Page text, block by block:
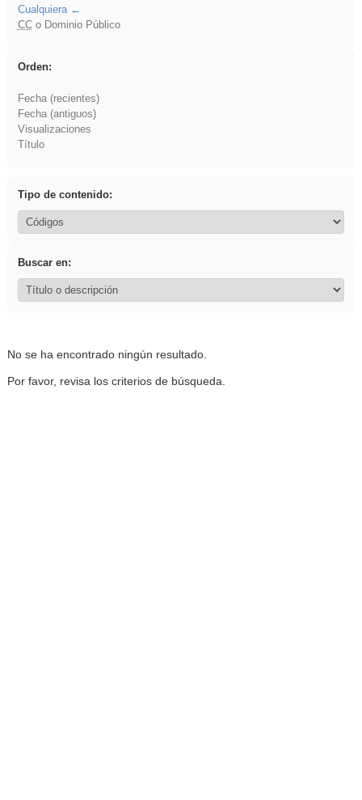
Cualquiera
CCo Dominio Público
Orden:
Fecha (recientes)
Fecha (antiguos)
Visualizaciones
Título
Tipo de contenido:
Buscar en:
No se ha encontrado ningún resultado.
Por favor, revisa los criterios de búsqueda.